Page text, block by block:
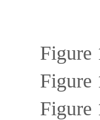
Figure
Figure
Figure